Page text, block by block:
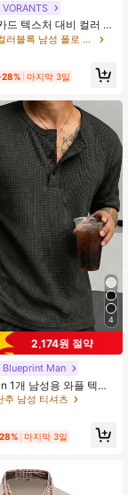
VORANTS
드 텍스처 대비 컬러 하
, 캐주얼 미니멀리스트
국 신사 스타일, 스마트
컬러블록 남성 폴로 셔츠
마지막 3일
4
2,174원 절약
Blueprint Man
1개 남성용 와플 텍스
반팔 탑, 폴로 칼라 반
루즈핏 편안한 유럽 스
스타일 크게 나옵니다.
해 사이즈를 낮추세요
추 남성 티셔츠
마지막 3일